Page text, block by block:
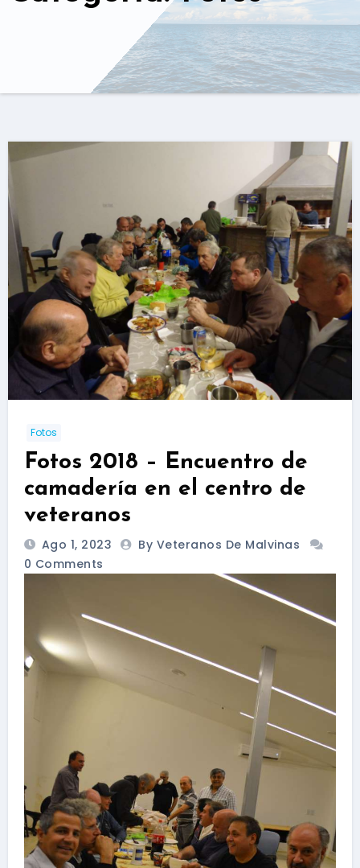
Fotos
Fotos 2018 – Encuentro de
camadería en el centro de
veteranos
Ago 1, 2023
By Veteranos De Malvinas
0 Comments